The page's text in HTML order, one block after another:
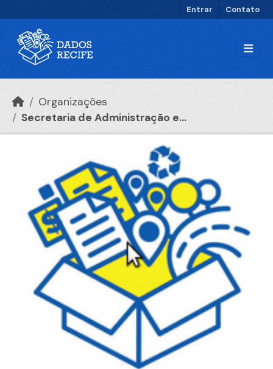
Entrar Contato
Organizações
Secretaria de Administração e...